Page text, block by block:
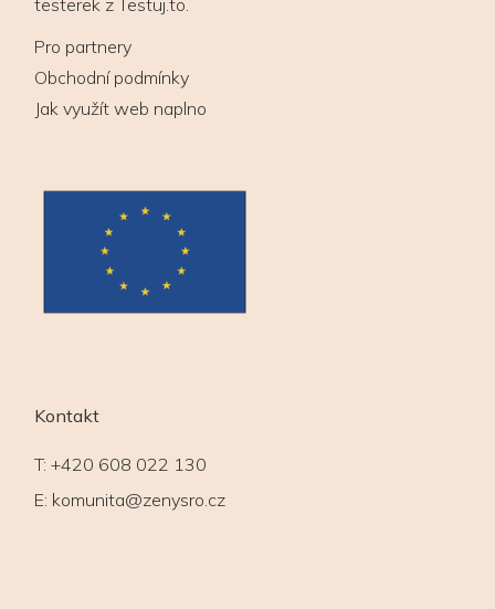
Pro partnery
Obchodní podmínky
Jak využít web naplno
Kontakt
T: +420 608 022 130
E: komunita@zenysro.cz